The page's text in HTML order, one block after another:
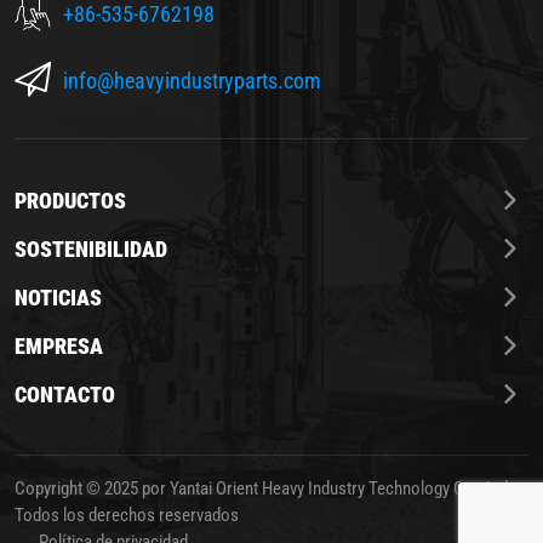
+86-535-6762198
info@heavyindustryparts.com
PRODUCTOS
SOSTENIBILIDAD
NOTICIAS
EMPRESA
CONTACTO
Copyright © 2025 por Yantai Orient Heavy Industry Technology Co., Ltd.
Todos los derechos reservados